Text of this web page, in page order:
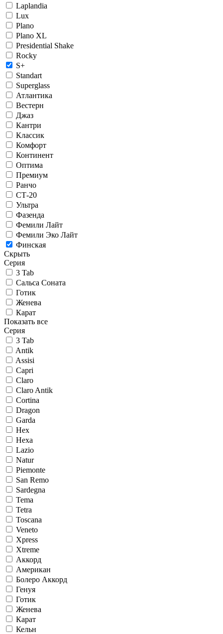
Laplandia
Lux
Plano
Plano XL
Presidential Shake
Rocky
S+
Standart
Superglass
Атлантика
Вестерн
Джаз
Кантри
Классик
Комфорт
Континент
Оптима
Премиум
Ранчо
СТ-20
Ультра
Фазенда
Фемили Лайт
Фемили Эко Лайт
Финская
Скрыть
Серия
3 Tab
Сальса Соната
Готик
Женева
Карат
Показать все
Серия
3 Tab
Antik
Assisi
Capri
Claro
Claro Antik
Cortina
Dragon
Garda
Hex
Hexa
Lazio
Natur
Piemonte
San Remo
Sardegna
Tema
Tetra
Toscana
Veneto
Xpress
Xtreme
Аккорд
Американ
Болеро Аккорд
Генуя
Готик
Женева
Карат
Кельн